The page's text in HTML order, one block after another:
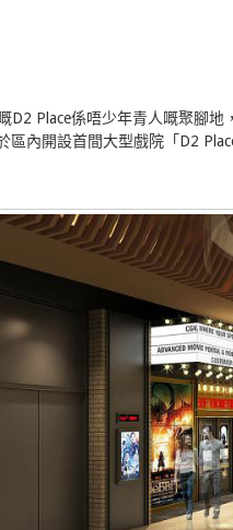
D2 Place係唔少年青人嘅聚腳
於區內開設首間大型戲院「D2